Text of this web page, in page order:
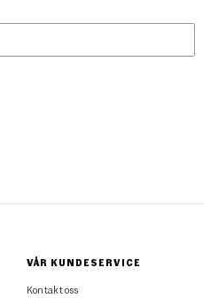
VÅR KUNDESERVICE
Kontakt oss